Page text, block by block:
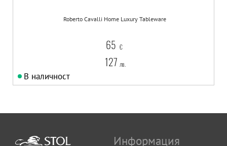
Roberto Cavalli Home Luxury Tableware
65 €
127 лв.
В наличност
Информация